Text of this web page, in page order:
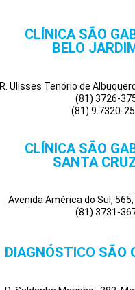
CLÍNICA SÃO
BELO
R. Ulisses Tenório de
(81) 3726-
(81) 9.7320-
CLÍNICA SÃO
SANTA
Avenida América do Sul,
(81) 3731-
DIAGNÓSTICO SÃO